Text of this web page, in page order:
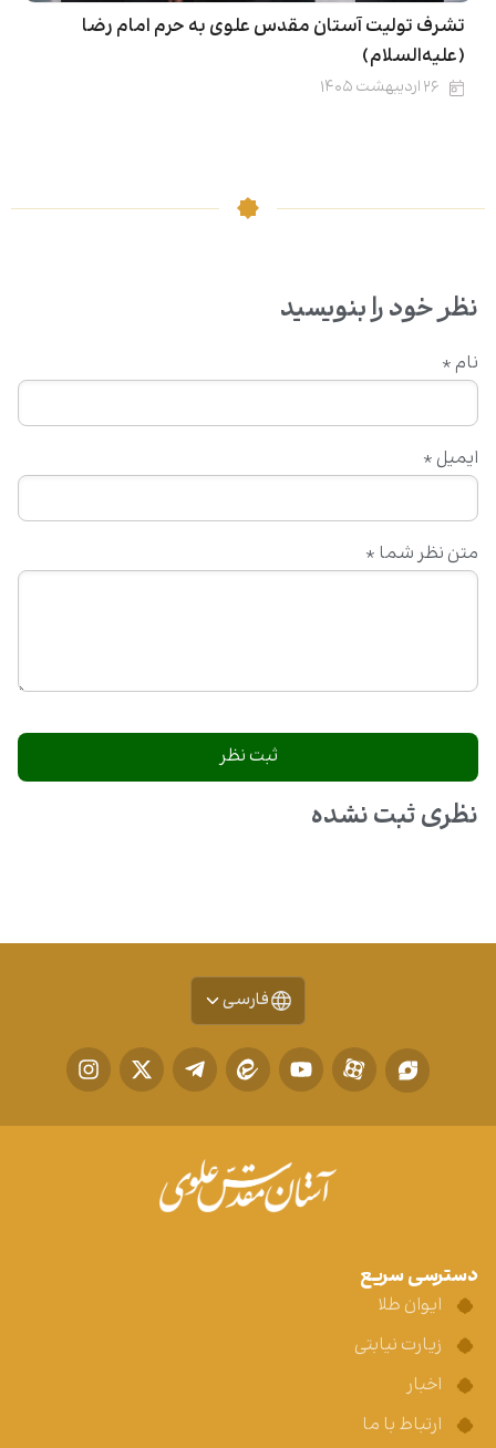
تشرف تولیت آستان مقدس علوی به حرم امام رضا
(علیه‌السلام)
۲۶ اردیبهشت ۱۴۰۵
نظر خود را بنویسید
متن نظر شما *
نام *
ایمیل *
نظری ثبت نشده
فارسی
دسترسی سریع
ایوان طلا
زیارت نیابتی
اخبار
ارتباط با ما